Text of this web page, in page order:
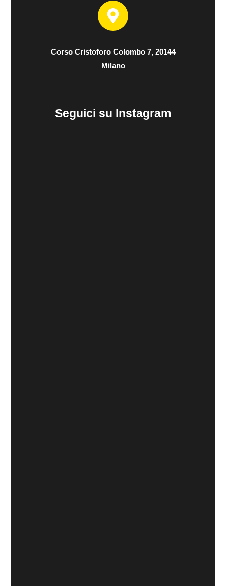
Corso Cristoforo Colombo 7, 20144
Milano
Seguici su Instagram